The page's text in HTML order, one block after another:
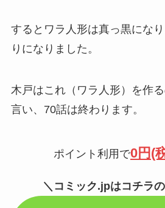
するとワラ人形は真っ黒にな
りになりました。
木戸はこれ（ワラ人形）を作
言い、70話は終わります。
ポイント利用で0円(
＼コミック.jpはコチラ